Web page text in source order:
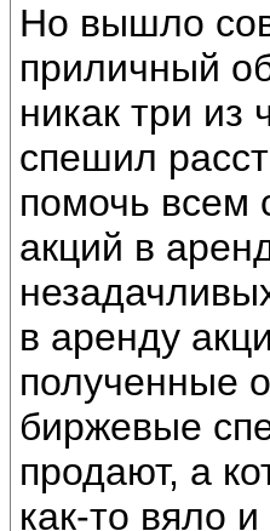
Но вышло
приличный
никак три из
спешил
помочь всем
акций в
в аренду
полученные
биржевые
продают, а
как-то вяло